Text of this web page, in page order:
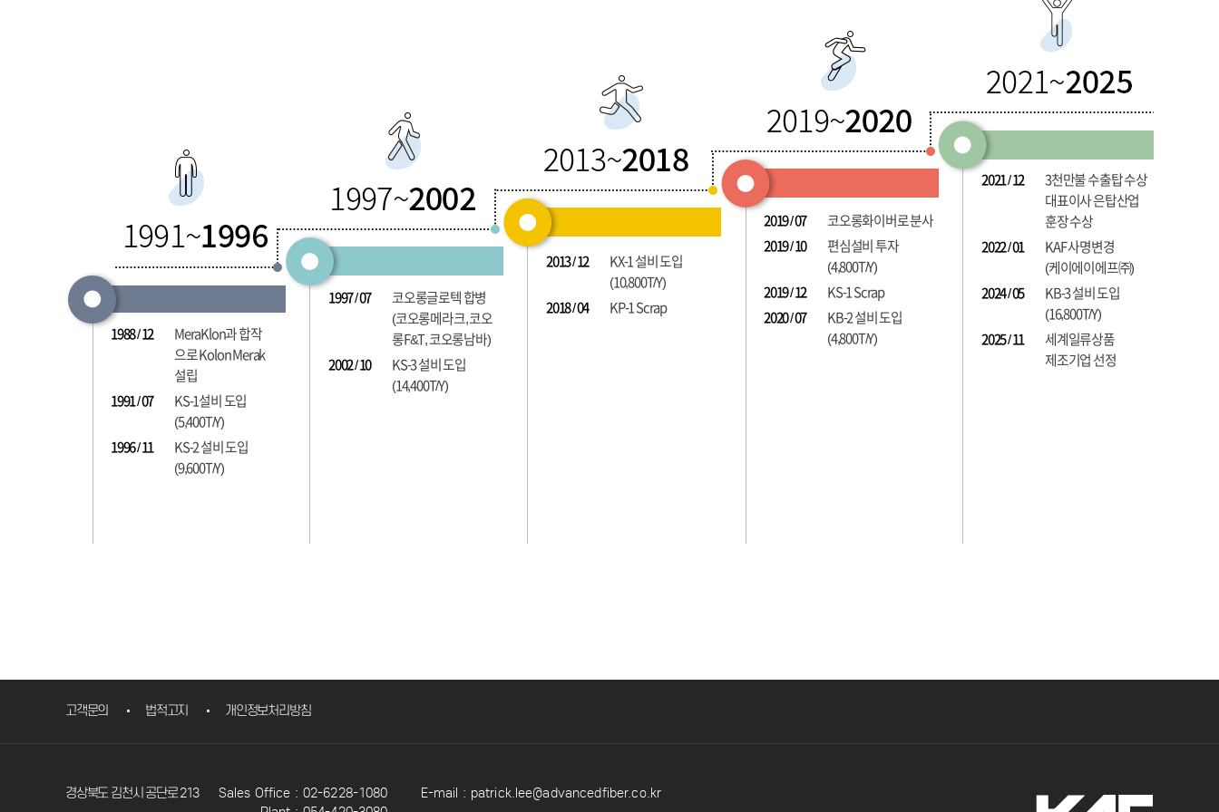
1988 / 12
MeraKlon과 합작
으로 Kolon Merak
설립
1991 / 07
KS-1설비 도입
(5,400T/Y)
1996 / 11
KS-2 설비 도입
(9,600T/Y)
1997 / 07
코오롱글로텍 합병
(코오롱메라크, 코오
롱F&T, 코오롱남바)
2002 / 10
KS-3 설비 도입
(14,400T/Y)
2013 / 12
KX-1 설비 도입
(10,800T/Y)
2018 / 04
KP-1 Scrap
2019 / 07
코오롱화이버로 분사
2019 / 10
편심설비 투자
(4,800T/Y)
2019 / 12
KS-1 Scrap
2020 / 07
KB-2 설비 도입
(4,800T/Y)
2021 / 12
3천만불 수출탑 수상
대표이사 은탑산업
훈장 수상
2022 / 01
KAF 사명변경
(케이에이에프㈜)
2024 / 05
KB-3 설비 도입
(16,800T/Y)
2025 / 11
세계일류상품
제조기업 선정
고객문의 법적고지 개인정보처리방침
경상북도 김천시 공단로 213 Sales Office : 02-6228-1080 E-mail : patrick.lee@advancedfiber.co.kr